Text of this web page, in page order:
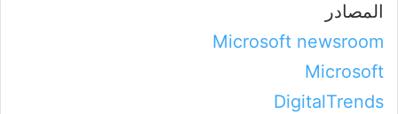
المصادر
Microsoft newsroom
Microsoft
DigitalTrends